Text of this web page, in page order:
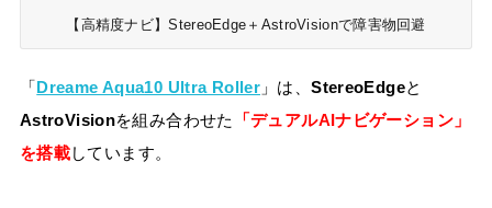
【高精度ナビ】StereoEdge＋AstroVisionで障害物回避
「Dreame Aqua10 Ultra Roller 」は、StereoEdgeと
AstroVisionを組み合わせた
「デュアルAIナビゲーション」
を搭載しています。